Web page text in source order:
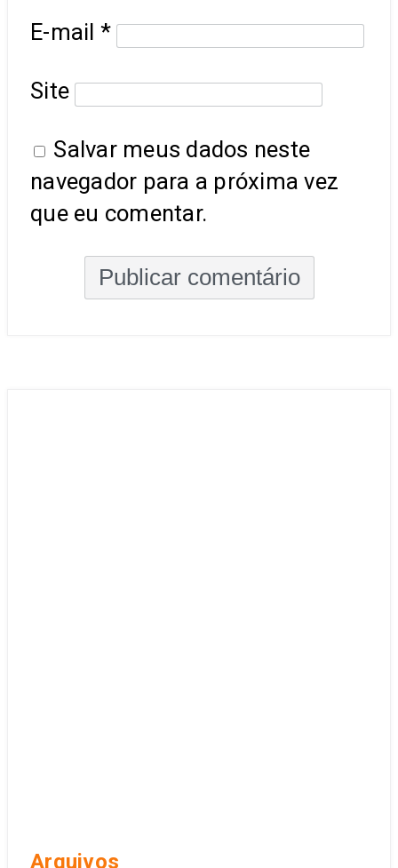
E-mail *
Site
Salvar meus dados neste
navegador para a próxima vez
que eu comentar.
Arquivos